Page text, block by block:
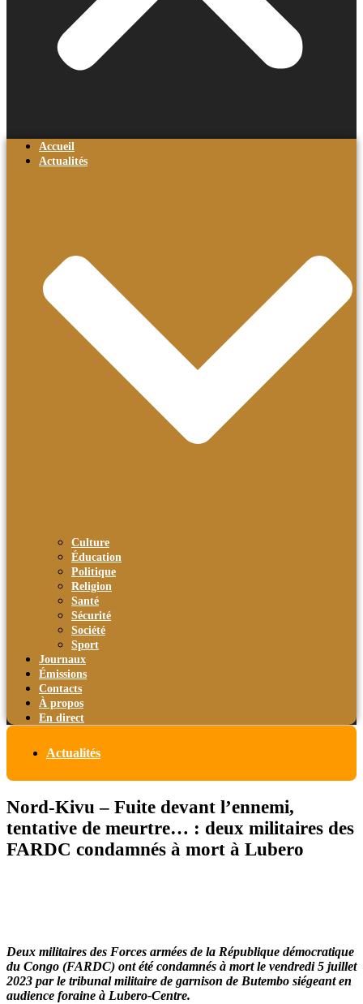
Accueil
Actualités
Culture
Éducation
Politique
Religion
Santé
Sécurité
Société
Sport
Journaux
Émissions
Contacts
À propos
En direct
Actualités
Nord-Kivu – Fuite devant l’ennemi,
tentative de meurtre… : deux militaires des
FARDC condamnés à mort à Lubero
Deux militaires des Forces armées de la République démocratique
du Congo (FARDC) ont été condamnés à mort le vendredi 5 juillet
2023 par le tribunal militaire de garnison de Butembo siégeant en
audience foraine à Lubero-Centre.